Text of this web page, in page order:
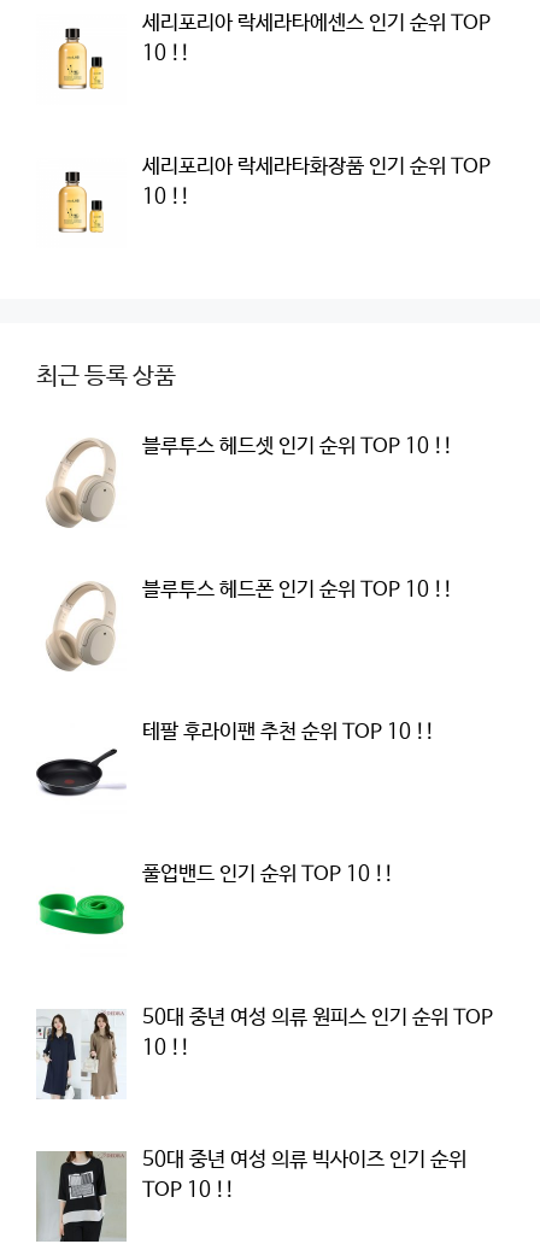
세리포리아 락세라타에센스 인기 순위 TOP
10 !!
세리포리아 락세라타화장품 인기 순위 TOP
10 !!
최근 등록 상품
블루투스 헤드셋 인기 순위 TOP 10 !!
블루투스 헤드폰 인기 순위 TOP 10 !!
테팔 후라이팬 추천 순위 TOP 10 !!
풀업밴드 인기 순위 TOP 10 !!
50대 중년 여성 의류 원피스 인기 순위 TOP
10 !!
50대 중년 여성 의류 빅사이즈 인기 순위
TOP 10 !!